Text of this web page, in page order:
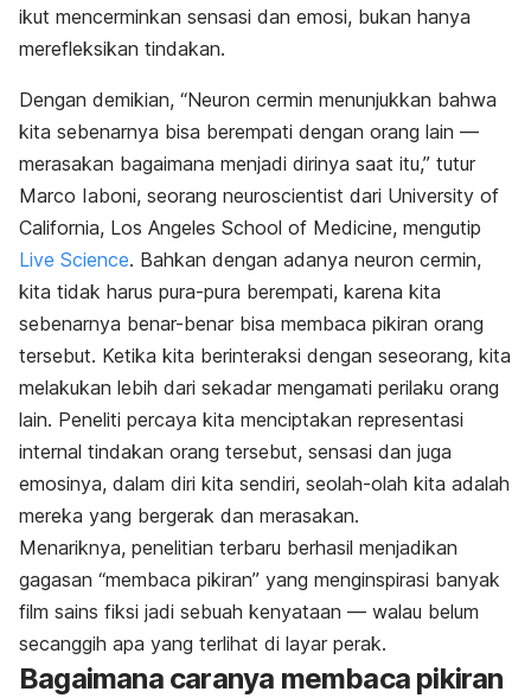
ikut mencerminkan sensasi dan emosi, bukan hanya
merefleksikan tindakan.
Dengan demikian, “Neuron cermin menunjukkan bahwa
kita sebenarnya bisa berempati dengan orang lain —
merasakan bagaimana menjadi dirinya saat itu,” tutur
Marco Iaboni, seorang neuroscientist dari University of
California, Los Angeles School of Medicine, mengutip
Live Science. Bahkan dengan adanya neuron cermin,
kita tidak harus pura-pura berempati, karena kita
sebenarnya benar-benar bisa membaca pikiran orang
tersebut. Ketika kita berinteraksi dengan seseorang, kita
melakukan lebih dari sekadar mengamati perilaku orang
lain. Peneliti percaya kita menciptakan representasi
internal tindakan orang tersebut, sensasi dan juga
emosinya, dalam diri kita sendiri, seolah-olah kita adalah
mereka yang bergerak dan merasakan.
Menariknya, penelitian terbaru berhasil menjadikan
gagasan “membaca pikiran” yang menginspirasi banyak
film sains fiksi jadi sebuah kenyataan — walau belum
secanggih apa yang terlihat di layar perak.
Bagaimana caranya membaca pikiran